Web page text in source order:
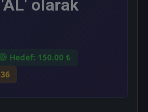
olarak
Hedef: 150.00 ₺